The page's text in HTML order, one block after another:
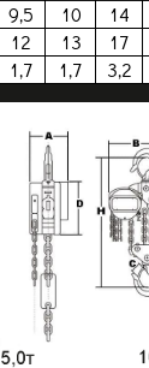
9,5 10 14
12 13 17
1,7 1,7 3,2